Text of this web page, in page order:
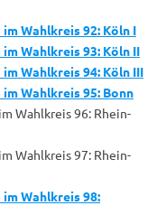
Wahlkreis 92: Köln I
Wahlkreis 93: Köln II
Wahlkreis 94: Köln III
Wahlkreis 95: Bonn
Wahlkreis 96: Rhein-
Wahlkreis 97: Rhein-
Wahlkreis 98: